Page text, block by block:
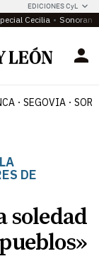
EDICIONES CyL
Cecilia
SEGOVIA
DE
soledad